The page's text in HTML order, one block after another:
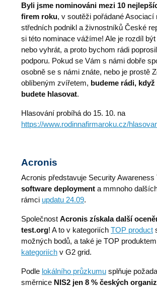
Byli jsme nominováni mezi 10
firem roku, v soutěži pořádané Asociací
středních podnikl a živnostníků České
si této nominace vážíme! Ale je rozdíl
nebo vyhrát, a proto bychom rádi
podporu. Pokud se Vám s námi dobře
osobně se s námi znáte, nebo je prostě
oblíbeným zvířetem, budeme rádi,
budete hlasovat.
Hlasování probíhá do 15. 10. na
https://www.rodinnafirmaroku.cz/
Acronis
Acronis představuje Security Awareness
software deployment a mmnoho
rámci updatu 24.09.
Společnost Acronis získala další
test.org! A to v kategoriích TOP product
možných bodů, a také je TOP produktem
kategoriích v G2 grid.
Podle lokálního průzkumu splňuje
směrnice NIS2 jen 8 % českých